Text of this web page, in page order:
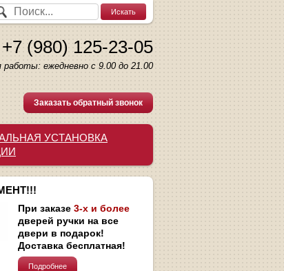
+7 (980) 125-23-05
работы: ежедневно с 9.00 до 21.00
Заказать обратный звонок
УСТАНОВКА
При заказе 3-х и более
дверей ручки на все
двери в подарок!
Доставка бесплатная!
Подробнее